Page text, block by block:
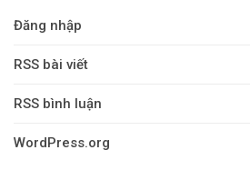
Đăng nhập
RSS bài viết
RSS bình luận
WordPress.org